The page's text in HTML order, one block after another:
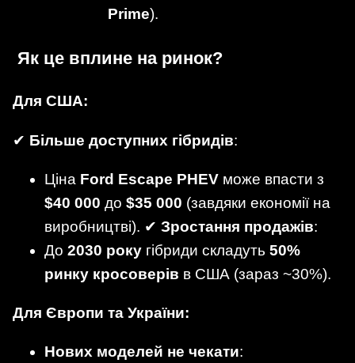
Prime).
Як це вплине на ринок?
Для США:
✔ Більше доступних гібридів:
Ціна Ford Escape PHEV може впасти з
$40 000 до $35 000 (завдяки економії на
виробництві). ✔ Зростання продажів:
До 2030 року гібриди складуть 50%
ринку кросоверів в США (зараз ~30%).
Для Європи та України:
Нових моделей не чекати: